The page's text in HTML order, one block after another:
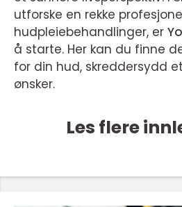
utforske en rekke
hudpleiebehandlinger, er
å starte. Her kan du finne
for din hud, skreddersydd
ønsker.
Les flere